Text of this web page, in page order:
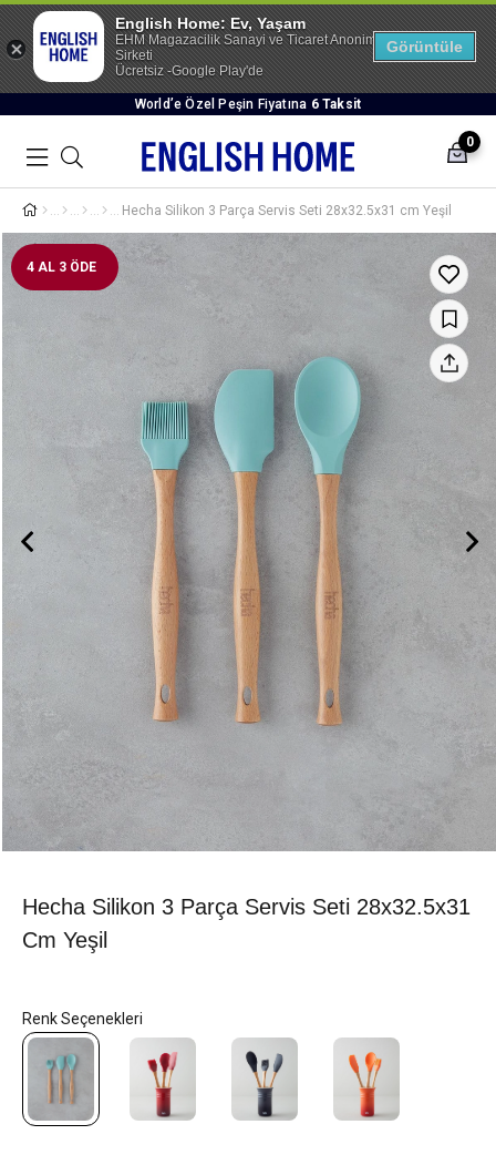
World’e Özel Peşin Fiyatına 6 Taksit
0
Hecha Silikon 3 Parça Servis Seti 28x32.5x31 cm Yeşil
4 AL 3 ÖDE
Hecha Silikon 3 Parça Servis Seti 28x32.5x31
Cm Yeşil
English Home: Ev, Yaşam
EHM Magazacilik Sanayi ve Ticaret Anonim
Sirketi
Ücretsiz -Google Play'de
Görüntüle